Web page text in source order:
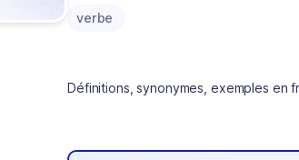
verbe
Définitions, synonymes, exemples en